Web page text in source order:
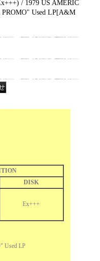
/ 1979 US AMERIC
Used LP[A&M
DISK
Ex+++
Used LP